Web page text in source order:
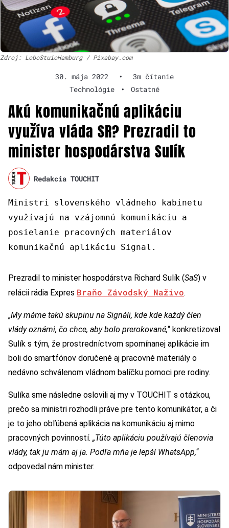
Zdroj: LoboStuioHamburg / Pixabay.com
30. mája 2022 •
3m čítanie
Technológie
• Ostatné
Akú komunikačnú aplikáciu
využíva vláda SR? Prezradil to
minister hospodárstva Sulík
Redakcia TOUCHIT
Ministri slovenského vládneho kabinetu
využívajú na vzájomnú komunikáciu a
posielanie pracovných materiálov
komunikačnú aplikáciu Signal.
Prezradil to minister hospodárstva Richard Sulík (SaS) v
relácii rádia Expres Braňo Závodský Naživo.
„My máme takú skupinu na Signáli, kde kde každý člen
vlády oznámi, čo chce, aby bolo prerokované,“ konkretizoval
Sulík s tým, že prostredníctvom spomínanej aplikácie im
boli do smartfónov doručené aj pracovné materiály o
nedávno schválenom vládnom balíčku pomoci pre rodiny.
Sulíka sme následne oslovili aj my v TOUCHIT s otázkou,
prečo sa ministri rozhodli práve pre tento komunikátor, a či
je to jeho obľúbená aplikácia na komunikáciu aj mimo
pracovných povinností. „Túto aplikáciu používajú členovia
vlády, tak ju mám aj ja. Podľa mňa je lepší WhatsApp,“
odpovedal nám minister.